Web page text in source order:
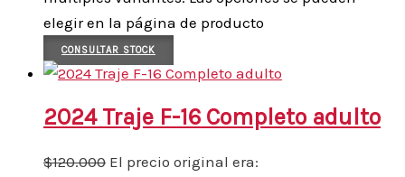
elegir en la página de producto
CONSULTAR STOCK
2024 Traje F-16 Completo adulto
$120.000 El precio original era: